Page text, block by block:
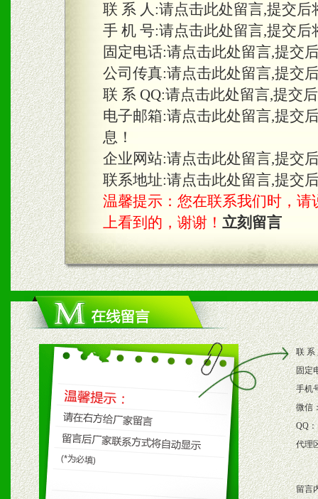
三、物料及媒体
1、免费提供体验及宣传彩
2、不定期在各大知名网站
知名度和影响力。
3、根据地方实际情况提供
具。
四、市场操作及支持
1、根据区域市场协助制定
2、根据具体情况公司给予
3、根据市场需要，派驻区
保产品顺利销售。
4、根据市场情况公司给予
购支持。
五、退换货制度
联 系 人:请点击此处留言,提交
手 机 号:请点击此处留言,提交
固定电话:请点击此处留言,提交
公司传真:请点击此处留言,提交
联 系 QQ:请点击此处留言,提交
电子邮箱:请点击此处留言,提交
息！
企业网站:请点击此处留言,提交
联系地址:请点击此处留言,提交
温馨提示：您在联系我们时，请
上看到的，谢谢！ 立刻留言
联 系
固定
手机
微信
QQ：
代理
留言